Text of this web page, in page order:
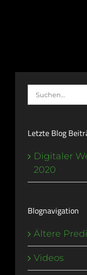
Suche
nach:
Letzte Blog
Digitaler
2020
Blognavigation
Ältere
Videos